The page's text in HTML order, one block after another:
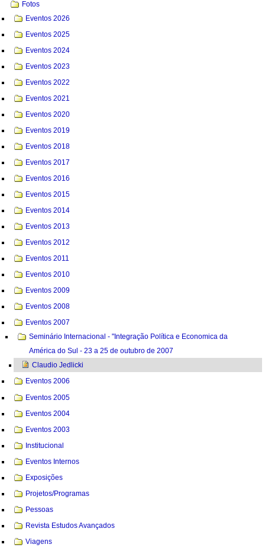
Fotos
Eventos 2026
Eventos 2025
Eventos 2024
Eventos 2023
Eventos 2022
Eventos 2021
Eventos 2020
Eventos 2019
Eventos 2018
Eventos 2017
Eventos 2016
Eventos 2015
Eventos 2014
Eventos 2013
Eventos 2012
Eventos 2011
Eventos 2010
Eventos 2009
Eventos 2008
Eventos 2007
Seminário Internacional - "Integração Política e Economica da
América do Sul - 23 a 25 de outubro de 2007
Claudio Jedlicki
Eventos 2006
Eventos 2005
Eventos 2004
Eventos 2003
Institucional
Eventos Internos
Exposições
Projetos/Programas
Pessoas
Revista Estudos Avançados
Viagens